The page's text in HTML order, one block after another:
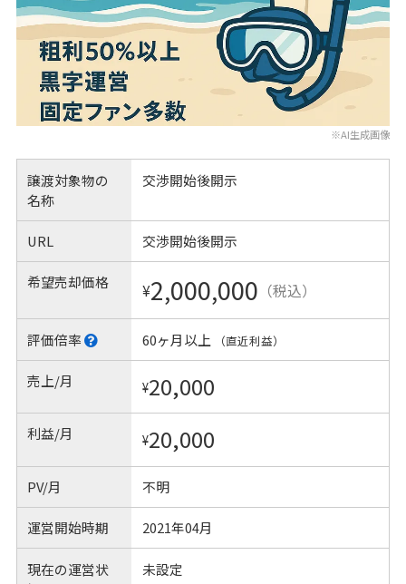
※AI生成画像
譲渡対象物の
名称
交渉開始後開示
URL 交渉開始後開示
希望売却価格 ¥2,000,000 （税込）
評価倍率 60ヶ月以上 （直近利益）
売上/月 ¥20,000
利益/月 ¥20,000
PV/月 不明
運営開始時期 2021年04月
現在の運営状
未設定